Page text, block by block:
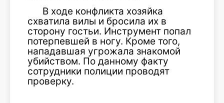
В ходе конфликта хозяйка
схватила вилы и бросила их в
сторону гостьи. Инструмент попал
потерпевшей в ногу. Кроме того,
нападавшая угрожала знакомой
убийством. По данному факту
сотрудники полиции проводят
проверку.